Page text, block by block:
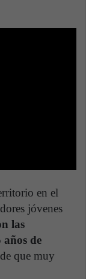
en el
jóvenes
las
de
que muy